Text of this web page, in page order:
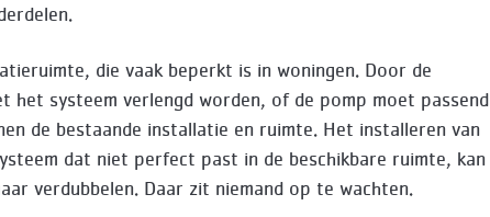
die vaak beperkt is in woningen. Door de
het systeem verlengd worden, of de pomp moet passend
de bestaande installatie en ruimte. Het installeren van
dat niet perfect past in de beschikbare ruimte, kan
verdubbelen. Daar zit niemand op te wachten.